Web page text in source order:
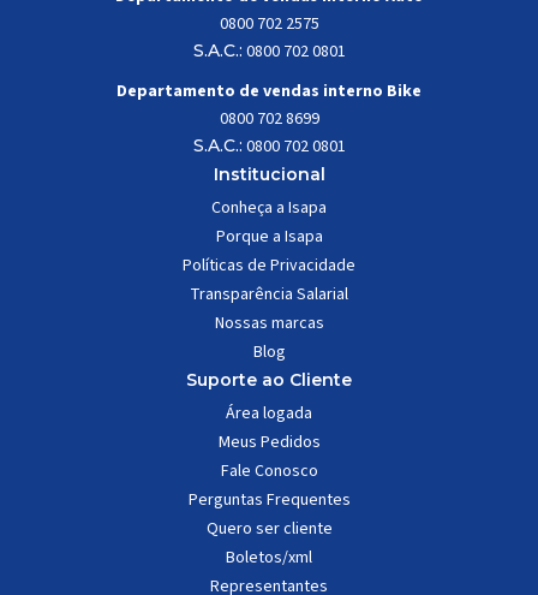
0800 702 2575
S.A.C.: 0800 702 0801
Departamento de vendas interno Bike
0800 702 8699
S.A.C.: 0800 702 0801
Institucional
Conheça a Isapa
Porque a Isapa
Políticas de Privacidade
Transparência Salarial
Nossas marcas
Blog
Suporte ao Cliente
Área logada
Meus Pedidos
Fale Conosco
Perguntas Frequentes
Quero ser cliente
Boletos/xml
Representantes